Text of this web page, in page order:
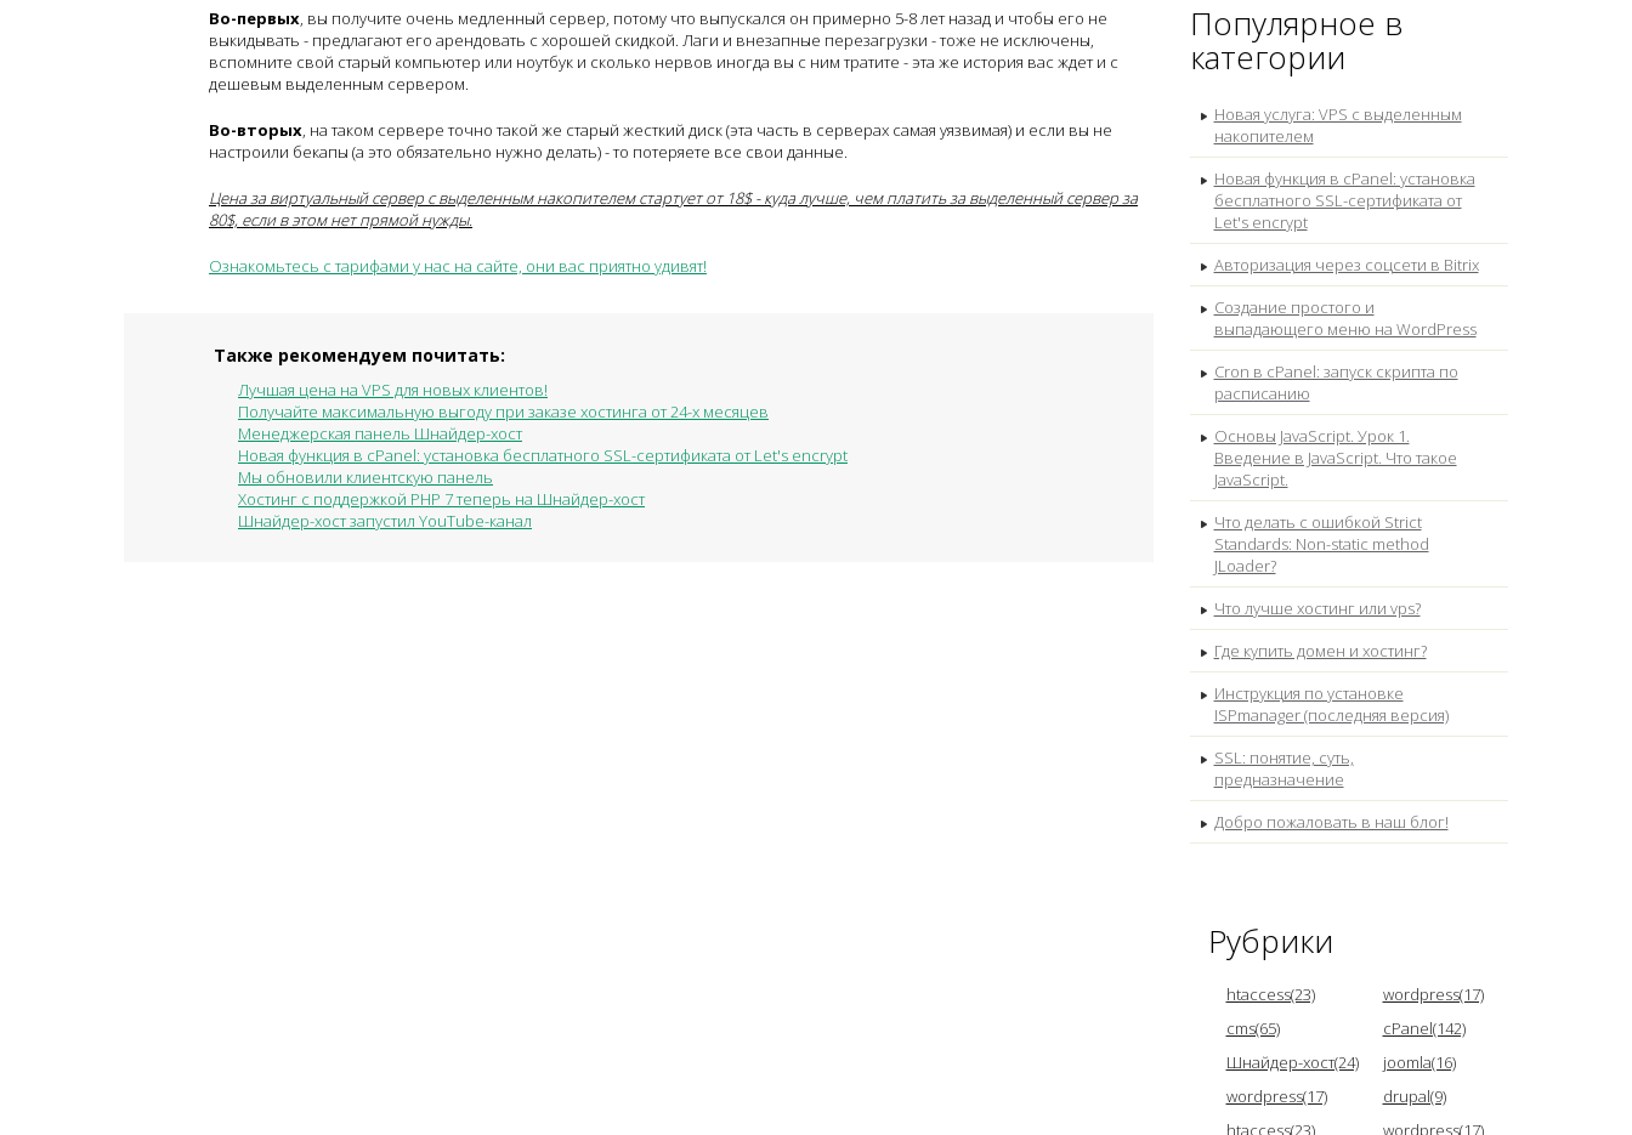
Во-первых, вы получите очень медленный сервер, потому что выпускался он примерно 5-8 лет назад и чтобы его не
выкидывать - предлагают его арендовать с хорошей скидкой. Лаги и внезапные перезагрузки - тоже не исключены,
вспомните свой старый компьютер или ноутбук и сколько нервов иногда вы с ним тратите - эта же история вас ждет и с
дешевым выделенным сервером.
Во-вторых, на таком сервере точно такой же старый жесткий диск (эта часть в серверах самая уязвимая) и если вы не
настроили бекапы (а это обязательно нужно делать) - то потеряете все свои данные.
Цена за виртуальный сервер с выделенным накопителем стартует от 18$ - куда лучше, чем платить за выделенный сервер за
80$, если в этом нет прямой нужды.
Ознакомьтесь с тарифами у нас на сайте, они вас приятно удивят!
Также рекомендуем почитать:
Лучшая цена на VPS для новых клиентов!
Получайте максимальную выгоду при заказе хостинга от 24-х месяцев
Менеджерская панель Шнайдер-хост
Новая функция в cPanel: установка бесплатного SSL-сертификата от Let's encrypt
Мы обновили клиентскую панель
Хостинг с поддержкой PHP 7 теперь на Шнайдер-хост
Шнайдер-хост запустил YouTube-канал
Популярное в
категории
Новая услуга: VPS с выделенным
накопителем
Новая функция в cPanel: установка
бесплатного SSL-сертификата от
Let's encrypt
Авторизация через соцсети в Bitrix
Создание простого и
выпадающего меню на WordPress
Cron в cPanel: запуск скрипта по
расписанию
Основы JavaScript. Урок 1.
Введение в JavaScript. Что такое
JavaScript.
Что делать с ошибкой Strict
Standards: Non-static method
JLoader?
Что лучше хостинг или vps?
Где купить домен и хостинг?
Инструкция по установке
ISPmanager (последняя версия)
SSL: понятие, суть,
предназначение
Добро пожаловать в наш блог!
Рубрики
htaccess(23)
wordpress(17)
cms(65)
cPanel(142)
Шнайдер-хост(24)
joomla(16)
wordpress(17)
drupal(9)